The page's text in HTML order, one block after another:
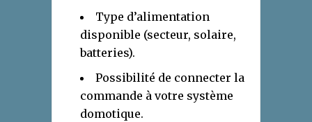
Type d’alimentation
disponible (secteur, solaire,
batteries).
Possibilité de connecter la
commande à votre système
domotique.